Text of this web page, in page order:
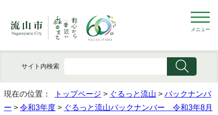
メニュー
サイト内検索
現在の位置： トップページ > ぐるっと流山 > バックナンバ
ー > 令和3年度 > ぐるっと流山バックナンバー 令和3年8月